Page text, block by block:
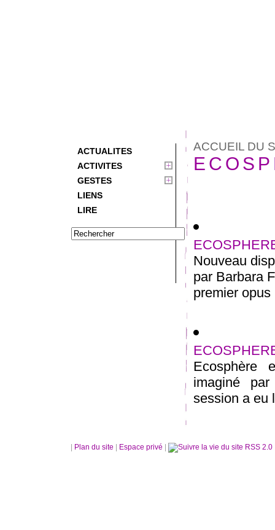
ACTUALITES
ACTIVITES
GESTES
LIENS
LIRE
ACCUEIL DU
Nouveau
par Barbara
premier
Ecosphère
imaginé
session a eu
Plan du site Espace privé RSS 2.0